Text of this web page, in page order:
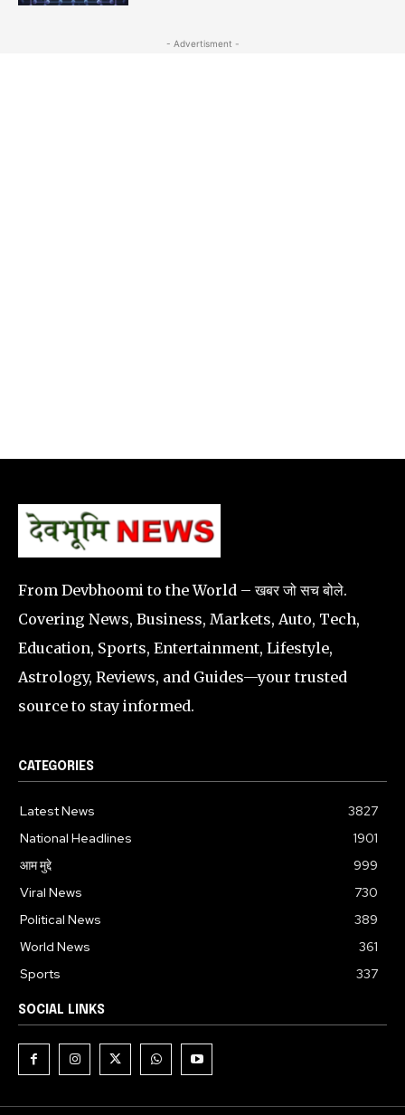
- Advertisment -
From Devbhoomi to the World – खबर जो सच बोले.
Covering News, Business, Markets, Auto, Tech,
Education, Sports, Entertainment, Lifestyle,
Astrology, Reviews, and Guides—your trusted
source to stay informed.
CATEGORIES
Latest News
3827
National Headlines
1901
आम मुद्दे
999
Viral News
730
Political News
389
World News
361
Sports
337
SOCIAL LINKS